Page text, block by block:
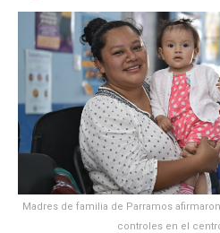
Madres de familia de Parramos
controles en el